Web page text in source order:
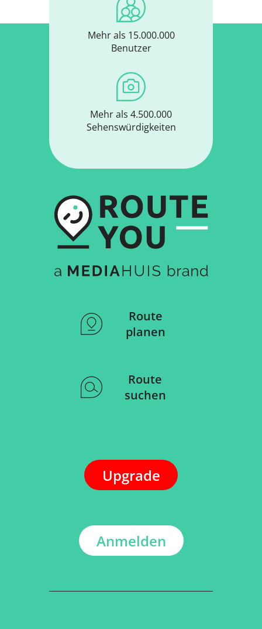
Mehr als 15.000.000
Benutzer
Mehr als 4.500.000
Sehenswürdigkeiten
Route
planen
Route
suchen
Upgrade
Anmelden